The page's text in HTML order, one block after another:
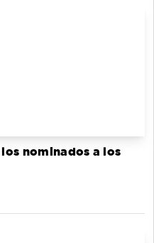
nominados a los